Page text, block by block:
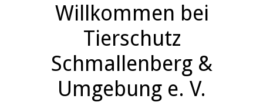
Willkommen bei
Tierschutz
Schmallenberg &
Umgebung e. V.